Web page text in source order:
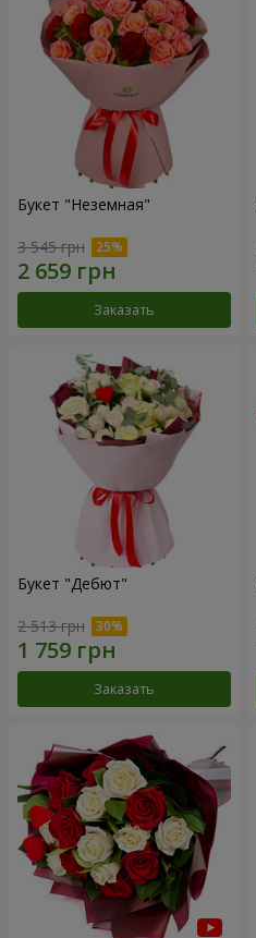
Букет "Неземная"
3 545 грн
Заказать
Букет "Дебют"
2 513 грн
Заказать